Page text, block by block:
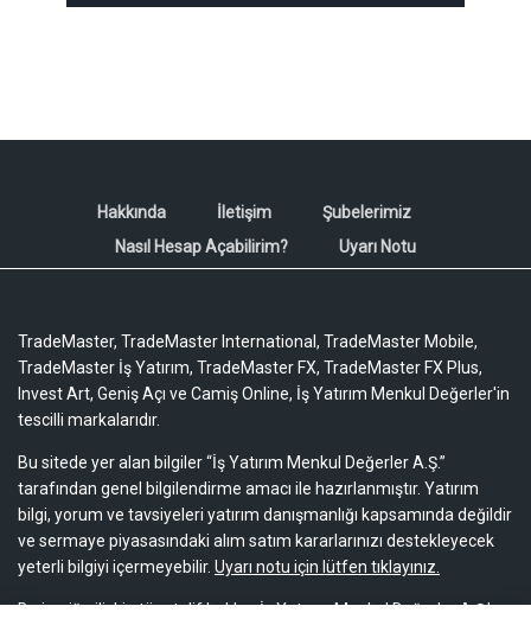
Hakkında İletişim
Şubelerimiz
Nasıl Hesap Açabilirim?
Uyarı Notu
TradeMaster, TradeMaster International, TradeMaster Mobile,
TradeMaster İş Yatırım, TradeMaster FX, TradeMaster FX Plus,
Invest Art, Geniş Açı ve Camiş Online, İş Yatırım Menkul Değerler'in
tescilli markalarıdır.
Bu sitede yer alan bilgiler “İş Yatırım Menkul Değerler A.Ş.”
tarafından genel bilgilendirme amacı ile hazırlanmıştır. Yatırım
bilgi, yorum ve tavsiyeleri yatırım danışmanlığı kapsamında değildir
ve sermaye piyasasındaki alım satım kararlarınızı destekleyecek
yeterli bilgiyi içermeyebilir. Uyarı notu için lütfen tıklayınız.
Bu içeriğe ilişkin tüm telif hakları İş Yatırım Menkul Değerler A.Ş.’ye